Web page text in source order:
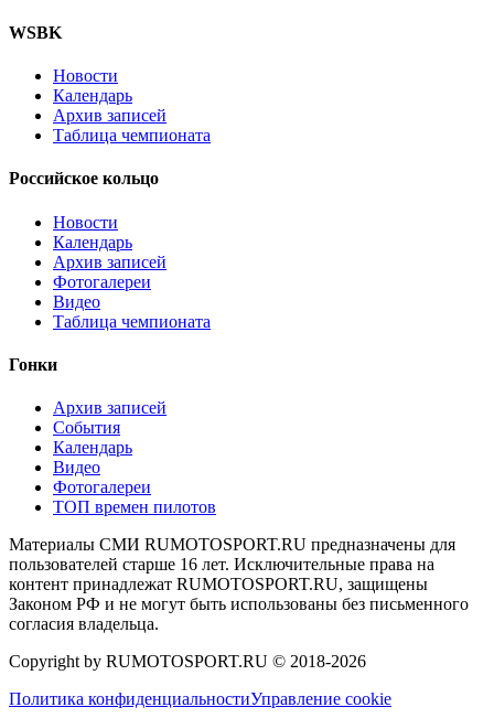
WSBK
Новости
Календарь
Архив записей
Таблица чемпионата
Российское кольцо
Новости
Календарь
Архив записей
Фотогалереи
Видео
Таблица чемпионата
Гонки
Архив записей
События
Календарь
Видео
Фотогалереи
ТОП времен пилотов
Материалы СМИ RUMOTOSPORT.RU предназначены для
пользователей старше 16 лет. Исключительные права на
контент принадлежат RUMOTOSPORT.RU, защищены
Законом РФ и не могут быть использованы без письменного
согласия владельца.
Copyright by RUMOTOSPORT.RU © 2018-2026
Политика конфиденциальностиУправление cookie